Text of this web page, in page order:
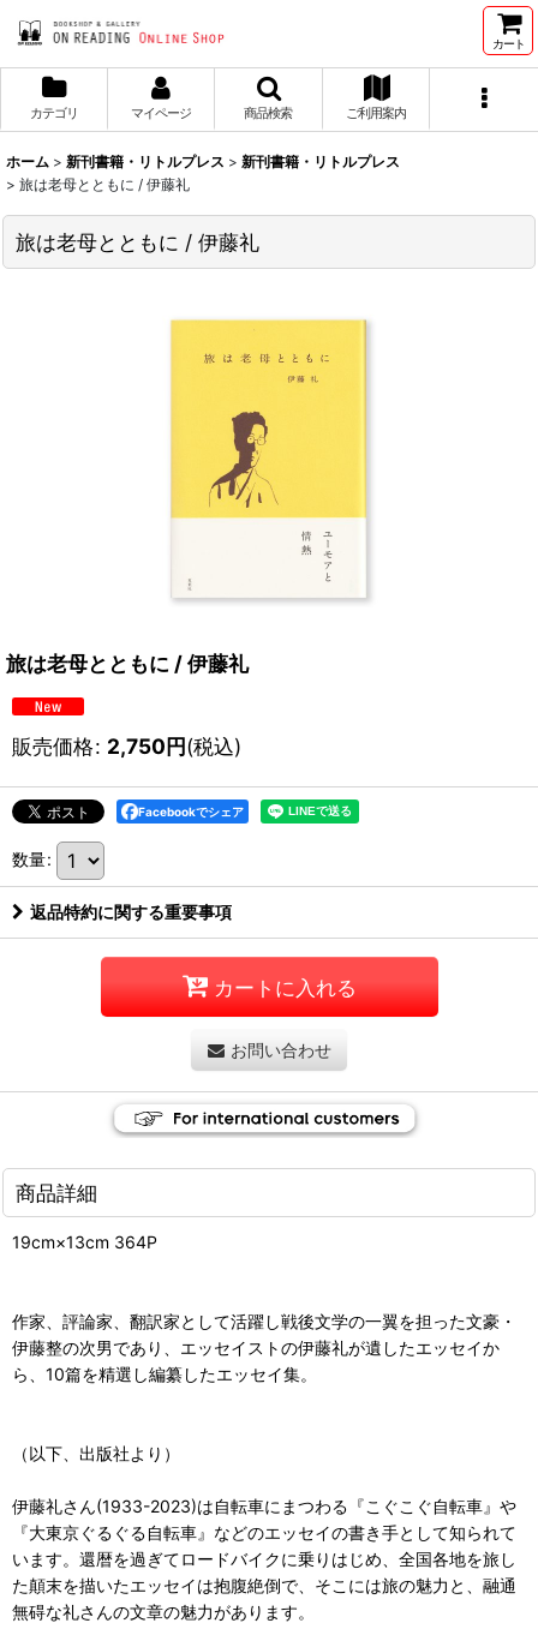
カート
カテゴリ マイページ 商品検索 ご利用案内
ホーム > 新刊書籍・リトルプレス > 新刊書籍・リトルプレス
> 旅は老母とともに / 伊藤礼
旅は老母とともに / 伊藤礼
旅は老母とともに / 伊藤礼
販売価格: 2,750円(税込)
Facebookでシェア
数量:
返品特約に関する重要事項
カートに入れる
お問い合わせ
商品詳細
19cm×13cm 364P
作家、評論家、翻訳家として活躍し戦後文学の一翼を担った文豪・
伊藤整の次男であり、エッセイストの伊藤礼が遺したエッセイか
ら、10篇を精選し編纂したエッセイ集。
（以下、出版社より）
伊藤礼さん(1933-2023)は自転車にまつわる『こぐこぐ自転車』や
『大東京ぐるぐる自転車』などのエッセイの書き手として知られて
います。還暦を過ぎてロードバイクに乗りはじめ、全国各地を旅し
た顛末を描いたエッセイは抱腹絶倒で、そこには旅の魅力と、融通
無碍な礼さんの文章の魅力があります。